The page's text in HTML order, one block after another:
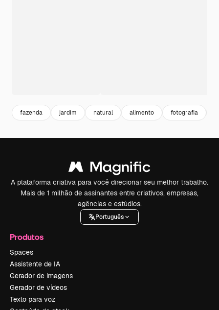
fazenda jardim natural alimento fotografia
A plataforma criativa para você direcionar seu melhor trabalho.
Mais de 1 milhão de assinantes entre criativos, empresas,
agências e estúdios.
Português
Produtos
Spaces
Assistente de IA
Gerador de imagens
Gerador de vídeos
Texto para voz